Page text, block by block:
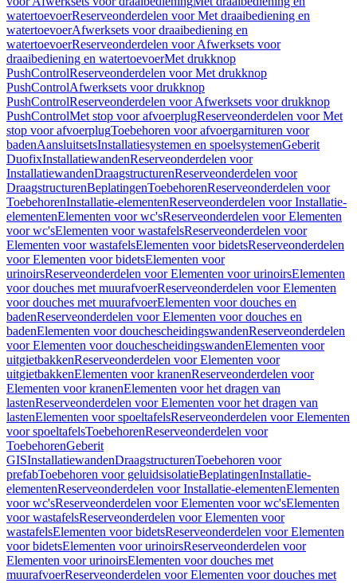
watertoevoerReserveonderdelen voor Met draaibediening en
watertoevoerAfwerksets voor draaibediening en
watertoevoerReserveonderdelen voor Afwerksets voor
draaibediening en watertoevoerMet drukknop
PushControlReserveonderdelen voor Met drukknop
PushControlAfwerksets voor drukknop
PushControlReserveonderdelen voor Afwerksets voor drukknop
PushControlMet stop voor afvoerplugReserveonderdelen voor Met
stop voor afvoerplugToebehoren voor afvoergarnituren voor
badenAansluitsetsInstallatiesystemen en spoelsystemenGeberit
DuofixInstallatiewandenReserveonderdelen voor
InstallatiewandenDraagstructurenReserveonderdelen voor
DraagstructurenBeplatingenToebehorenReserveonderdelen voor
ToebehorenInstallatie-elementenReserveonderdelen voor Installatie-
elementenElementen voor wc'sReserveonderdelen voor Elementen
voor wc'sElementen voor wastafelsReserveonderdelen voor
Elementen voor wastafelsElementen voor bidetsReserveonderdelen
voor Elementen voor bidetsElementen voor
urinoirsReserveonderdelen voor Elementen voor urinoirsElementen
voor douches met muurafvoerReserveonderdelen voor Elementen
voor douches met muurafvoerElementen voor douches en
badenReserveonderdelen voor Elementen voor douches en
badenElementen voor douchescheidingswandenReserveonderdelen
voor Elementen voor douchescheidingswandenElementen voor
uitgietbakkenReserveonderdelen voor Elementen voor
uitgietbakkenElementen voor kranenReserveonderdelen voor
Elementen voor kranenElementen voor het dragen van
lastenReserveonderdelen voor Elementen voor het dragen van
lastenElementen voor spoeltafelsReserveonderdelen voor Elementen
voor spoeltafelsToebehorenReserveonderdelen voor
ToebehorenGeberit
GISInstallatiewandenDraagstructurenToebehoren voor
prefabToebehoren voor geluidsisolatieBeplatingenInstallatie-
elementenReserveonderdelen voor Installatie-elementenElementen
voor wc'sReserveonderdelen voor Elementen voor wc'sElementen
voor wastafelsReserveonderdelen voor Elementen voor
wastafelsElementen voor bidetsReserveonderdelen voor Elementen
voor bidetsElementen voor urinoirsReserveonderdelen voor
Elementen voor urinoirsElementen voor douches met
muurafvoerReserveonderdelen voor Elementen voor douches met